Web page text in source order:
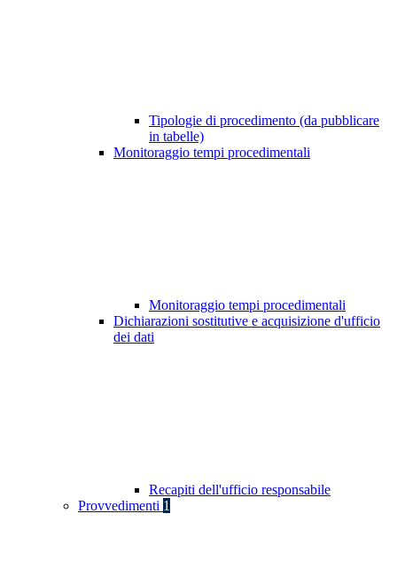
Tipologie di procedimento (da pubblicare
in tabelle)
Monitoraggio tempi procedimentali
Monitoraggio tempi procedimentali
Dichiarazioni sostitutive e acquisizione d'ufficio
dei dati
Recapiti dell'ufficio responsabile
Provvedimenti 1